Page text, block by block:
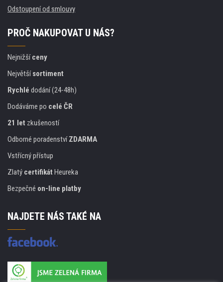
Odstoupení od smlouvy
PROČ NAKUPOVAT U NÁS?
Nejnižšíceny
Největšísortiment
Rychlé dodání (24-48h)
Dodáváme po celé ČR
21 let zkušeností
Odborné poradenstvíZDARMA
Vstřícný přístup
Zlatý certifikát Heureka
Bezpečné on-line platby
NAJDETE NÁS TAKÉ NA